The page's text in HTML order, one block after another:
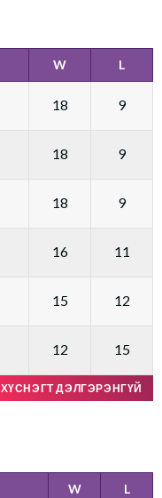
W L
18 9
18 9
18 9
16 11
15 12
12 15
ХҮСНЭГТ ДЭЛГЭРЭНГҮЙ
W L